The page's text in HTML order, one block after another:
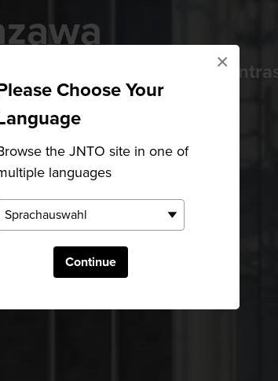
Choose Your
the JNTO site in one of
languages
Continue
×
und erleben Sie den